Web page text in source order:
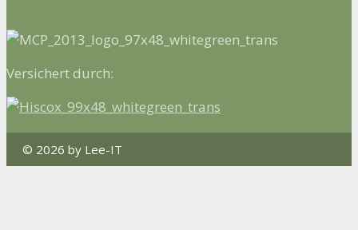
Versichert durch:
© 2026 by Lee-IT